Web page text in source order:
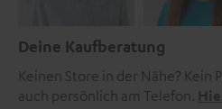
Deine Kaufberatung
Keinen Store in der Nähe? Kein
auch persönlich am Telefon.